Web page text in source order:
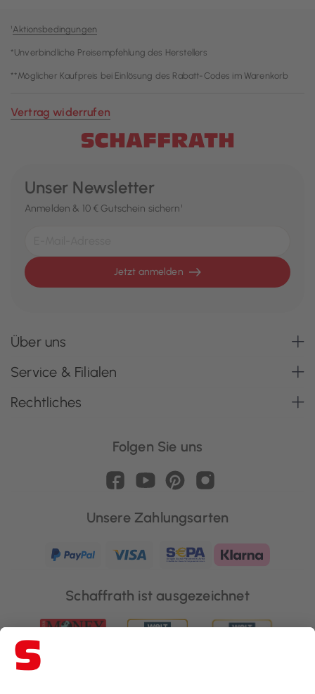
¹Aktionsbedingungen
*Unverbindliche Preisempfehlung des Herstellers
**Möglicher Kaufpreis bei Einlösung des Rabatt-Codes im Warenkorb
Vertrag widerrufen
Unser Newsletter
Anmelden & 10 € Gutschein sichern¹
Jetzt anmelden
Über uns
Service & Filialen
Rechtliches
Folgen Sie uns
Unsere Zahlungsarten
Schaffrath ist ausgezeichnet